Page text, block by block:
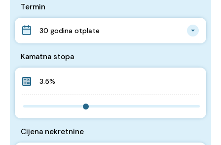
Termin
30 godina otplate
Kamatna stopa
Cijena nekretnine